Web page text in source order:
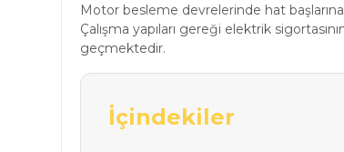
Motor besleme devrelerinde hat
Çalışma yapıları gereği elektrik
geçmektedir.
İçindekiler